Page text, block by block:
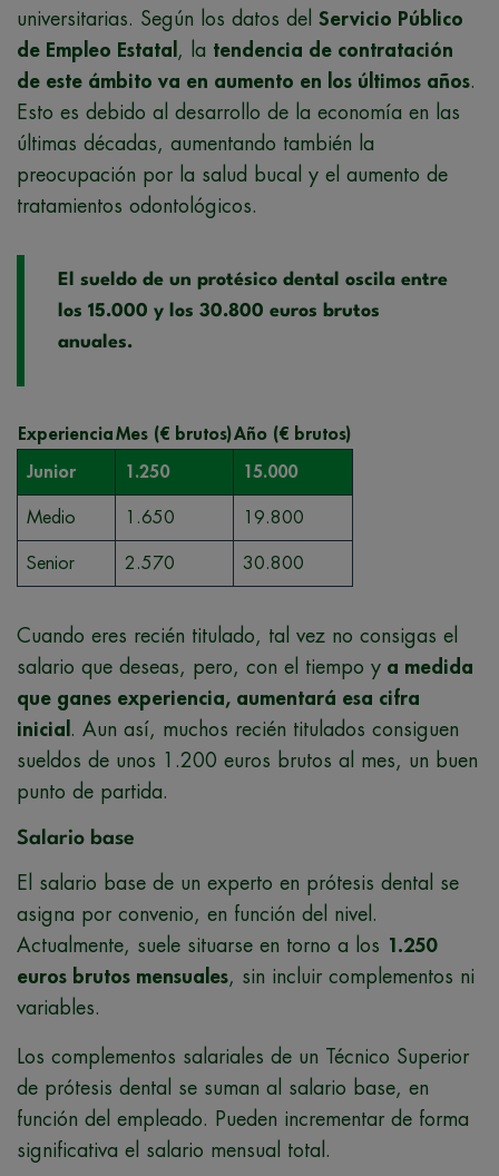
universitarias. Según los datos del Servicio Público
de Empleo Estatal , la tendencia de contratación
de este ámbito va en aumento en los últimos años.
Esto es debido al desarrollo de la economía en las
últimas décadas, aumentando también la
preocupación por la salud bucal y el aumento de
tratamientos odontológicos.
El sueldo de un protésico dental oscila entre
los 15.000 y los 30.800 euros brutos
anuales.
ExperienciaMes (€ brutos)Año (€ brutos)
Junior 1.250 15.000
Medio 1.650 19.800
Senior 2.570 30.800
Cuando eres recién titulado, tal vez no consigas el
salario que deseas, pero, con el tiempo y a medida
que ganes experiencia, aumentará esa cifra
inicial . Aun así, muchos recién titulados consiguen
sueldos de unos 1.200 euros brutos al mes, un buen
punto de partida.
Salario base
El salario base de un experto en prótesis dental se
asigna por convenio, en función del nivel.
Actualmente, suele situarse en torno a los 1.250
euros brutos mensuales, sin incluir complementos ni
variables.
Los complementos salariales de un Técnico Superior
de prótesis dental se suman al salario base, en
función del empleado. Pueden incrementar de forma
significativa el salario mensual total.